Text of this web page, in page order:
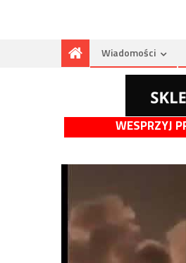
Wiadomości
WESPRZYJ